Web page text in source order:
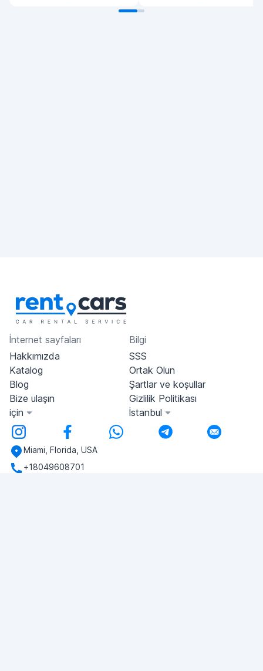
İnternet sayfaları
Hakkımızda
Katalog
Blog
Bize ulaşın
için
Bilgi
SSS
Ortak Olun
Şartlar ve koşullar
Gizlilik Politikası
İstanbul
Miami, Florida, USA
+18049608701